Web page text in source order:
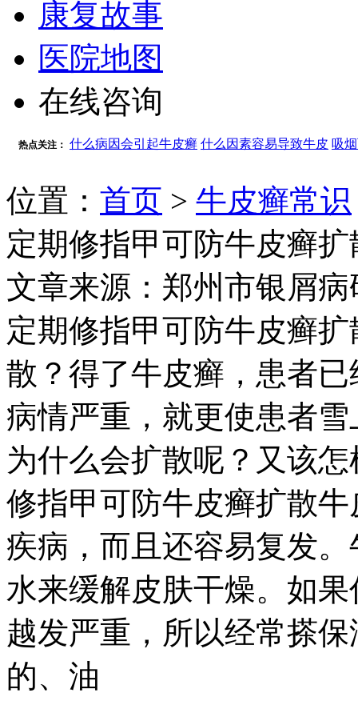
康复故事
医院地图
在线咨询
热点关注： 什么病因会引起牛皮癣 什么因素容易导致牛皮 吸
位置： 首页 > 牛皮癣常识
定期修指甲可防牛皮癣扩
文章来源：郑州市银屑病
定期修指甲可防牛皮癣
散？得了牛皮癣，患者
病情严重，就更使患者
为什么会扩散呢？又该
修指甲可防牛皮癣扩散
疾病，而且还容易复发
水来缓解皮肤干燥。如
越发严重，所以经常搽
的、油